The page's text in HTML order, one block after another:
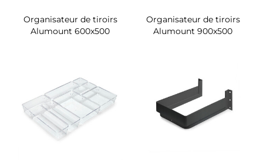
Organisateur de tiroirs
Alumount 600x500
Organisateur de tiroirs
Alumount 900x500